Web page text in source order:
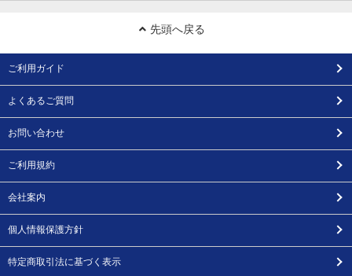
先頭へ戻る
ご利用ガイド
よくあるご質問
お問い合わせ
ご利用規約
会社案内
個人情報保護方針
特定商取引法に基づく表示